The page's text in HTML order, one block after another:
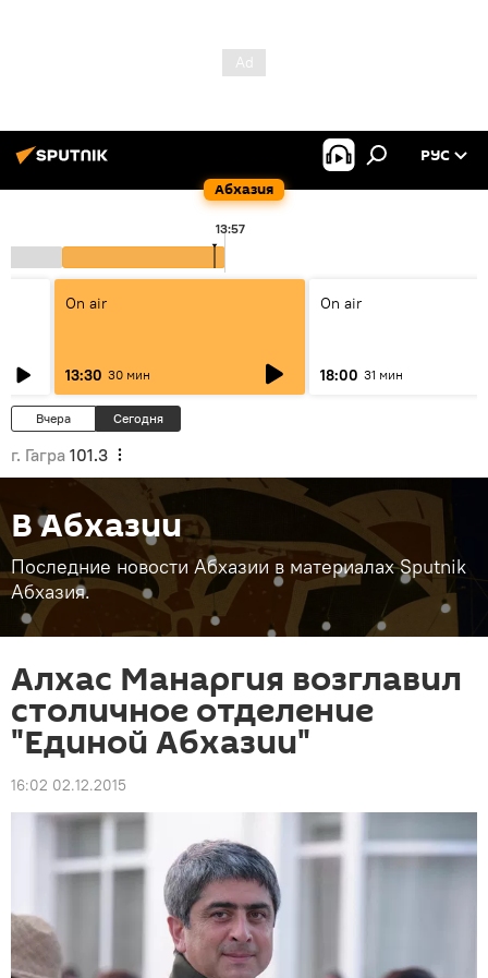
Абхазия
РУС
13:57
On air
13:30 30 мин
On air
18:00 31 мин
Вчера Сегодня
г. Гагра 101.3
В Абхазии
Последние новости Абхазии в материалах Sputnik
Абхазия.
Алхас Манаргия возглавил
столичное отделение
"Единой Абхазии"
16:02 02.12.2015